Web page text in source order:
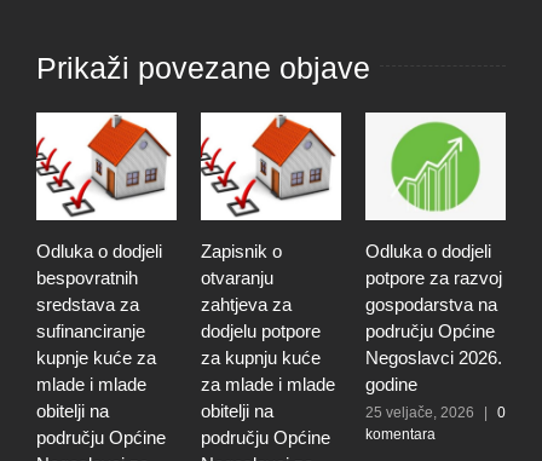
Prikaži povezane objave
Odluka o dodjeli
bespovratnih
sredstava za
sufinanciranje
kupnje kuće za
mlade i mlade
obitelji na
području Općine
Zapisnik o
otvaranju
zahtjeva za
dodjelu potpore
za kupnju kuće
za mlade i mlade
obitelji na
području Općine
Odluka o dodjeli
potpore za razvoj
gospodarstva na
području Općine
Negoslavci 2026.
godine
25 veljače, 2026
0
komentara